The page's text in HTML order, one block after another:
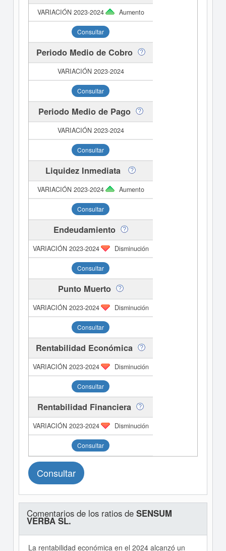
Aumento
Consultar
Periodo Medio de Cobro
Consultar
Periodo Medio de Pago
Consultar
Liquidez Inmediata
Aumento
Consultar
Endeudamiento
Disminución
Consultar
Punto Muerto
Disminución
Consultar
Rentabilidad Económica
Disminución
Consultar
Rentabilidad Financiera
Disminución
Consultar
Consultar
Comentarios de los ratios de SENSUM
VERBA SL.
La rentabilidad económica en el 2024 alcanzó un